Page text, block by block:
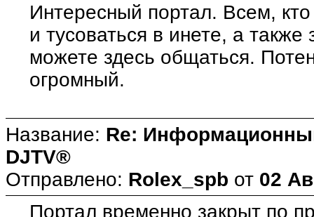
Интересный портал. Всем,
и тусоваться в инете, а
можете здесь общаться.
огромный.
Название: Re:
DJTV®
Отправлено: Rolex_spb от 02
Портал временно закрыт по